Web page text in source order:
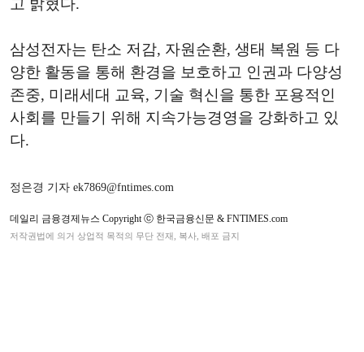
고 밝혔다.
삼성전자는 탄소 저감, 자원순환, 생태 복원 등 다
양한 활동을 통해 환경을 보호하고 인권과 다양성
존중, 미래세대 교육, 기술 혁신을 통한 포용적인
사회를 만들기 위해 지속가능경영을 강화하고 있
다.
정은경 기자 ek7869@fntimes.com
데일리 금융경제뉴스 Copyright ⓒ 한국금융신문 & FNTIMES.com
저작권법에 의거 상업적 목적의 무단 전재, 복사, 배포 금지